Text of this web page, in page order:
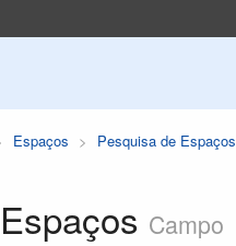
Espaços Pesquisa de Espaços
Campo